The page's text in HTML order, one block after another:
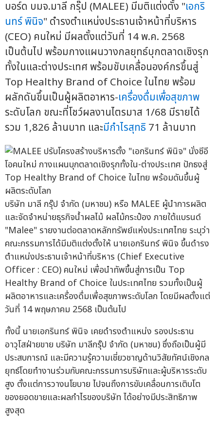
บอร์ด บมจ.มาลี กรุ๊ป (MALEE) มีมติแต่งตั้ง "เอกริ
นทร์ พินิจ" ดำรงตำแหน่งประธานเจ้าหน้าที่บริหาร
(CEO) คนใหม่ มีผลตั้งแต่วันที่ 14 พ.ค. 2568
เป็นต้นไป พร้อมกางแผนวางกลยุทธ์บุกตลาดเชิงรุก
ทั้งในและต่างประเทศ พร้อมขับเคลื่อนองค์กรขึ้นสู่
Top Healthy Brand of Choice ในไทย พร้อม
ผลักดันขึ้นเป็นผู้ผลิตอาหาร-เครื่องดื่มเพื่อสุขภาพ
ระดับโลก ขณะที่โชว์ผลงานไตรมาส 1/68 มีรายได้
รวม 1,826 ล้านบาท และมีกำไรสุทธิ 71 ล้านบาท
บริษัท มาลี กรุ๊ป จำกัด (มหาชน) หรือ MALEE ผู้นำการผลิต
และจัดจำหน่ายธุรกิจน้ำผลไม้ ผลไม้กระป๋อง ภายใต้แบรนด์
"Malee" รายงานต่อตลาดหลักทรัพย์แห่งประเทศไทย ระบุว่า
คณะกรรมการได้มีมติแต่งตั้งให้ นายเอกรินทร์ พินิจ ขึ้นดำรง
ตำแหน่งประธานเจ้าหน้าที่บริหาร (Chief Executive
Officer : CEO) คนใหม่ เพื่อนำทัพขึ้นสู่การเป็น Top
Healthy Brand of Choice ในประเทศไทย รวมทั้งเป็นผู้
ผลิตอาหารและเครื่องดื่มเพื่อสุขภาพระดับโลก โดยมีผลตั้งแต่
วันที่ 14 พฤษภาคม 2568 เป็นต้นไป
ทั้งนี้ นายเอกรินทร์ พินิจ เคยดำรงตำแหน่ง รองประธาน
อาวุโสฝ่ายขาย บริษัท มาลีกรุ๊ป จำกัด (มหาชน) ซึ่งถือเป็นผู้มี
ประสบการณ์ และมีความรู้ความเชี่ยวชาญด้านวิสัยทัศน์เชิงกล
ยุทธ์โดยทำงานร่วมกับคณะกรรมการบริษัทและผู้บริหารระดับ
สูง ตั้งแต่การวางนโยบาย ไปจนถึงการขับเคลื่อนการเติบโต
ของยอดขายและผลกำไรของบริษัท ได้อย่างมีประสิทธิภาพ
สูงสุด